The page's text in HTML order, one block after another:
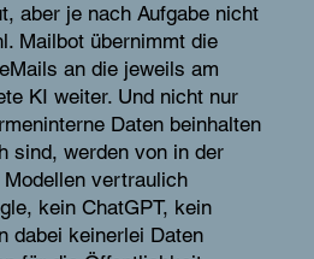
aber je nach Aufgabe nicht
Mailbot übernimmt die
an die jeweils am
KI weiter. Und nicht nur
Daten beinhalten
sind, werden von in der
vertraulich
kein ChatGPT, kein
dabei keinerlei Daten